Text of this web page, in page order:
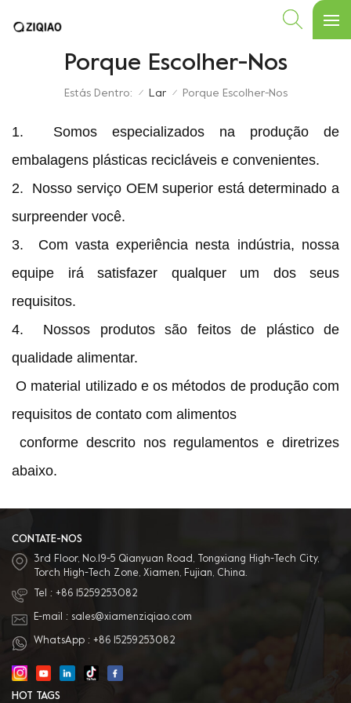
Porque Escolher-Nos
Estás Dentro: / Lar / Porque Escolher-Nos
1. Somos especializados na produção de
embalagens plásticas recicláveis ​​e convenientes.
2. Nosso serviço OEM superior está determinado a
surpreender você.
3. Com vasta experiência nesta indústria, nossa
equipe irá satisfazer qualquer um dos seus
requisitos.
4. Nossos produtos são feitos de plástico de
qualidade alimentar.
O material utilizado e os métodos de produção com
requisitos de contato com alimentos
conforme descrito nos regulamentos e diretrizes
abaixo.
CONTATE-NOS
3rd Floor, No.19-5 Qianyuan Road, Tongxiang High-Tech City,
Torch High-Tech Zone, Xiamen, Fujian, China.
Tel : +86 15259253082
E-mail : sales@xiamenziqiao.com
WhatsApp : +86 15259253082
HOT TAGS